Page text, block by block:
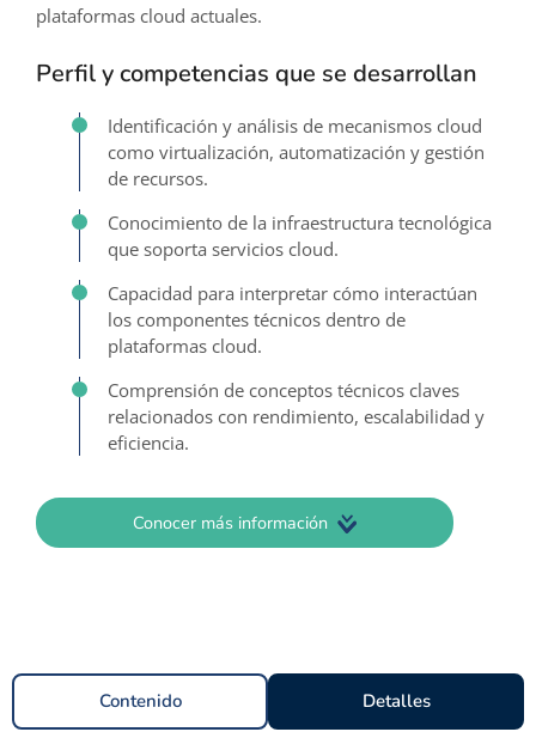
plataformas cloud actuales.
Perfil y competencias que se desarrollan
Identificación y análisis de mecanismos cloud
como virtualización, automatización y gestión
de recursos.
Conocimiento de la infraestructura tecnológica
que soporta servicios cloud.
Capacidad para interpretar cómo interactúan
los componentes técnicos dentro de
plataformas cloud.
Comprensión de conceptos técnicos claves
relacionados con rendimiento, escalabilidad y
eficiencia.
Conocer más información
Contenido Detalles